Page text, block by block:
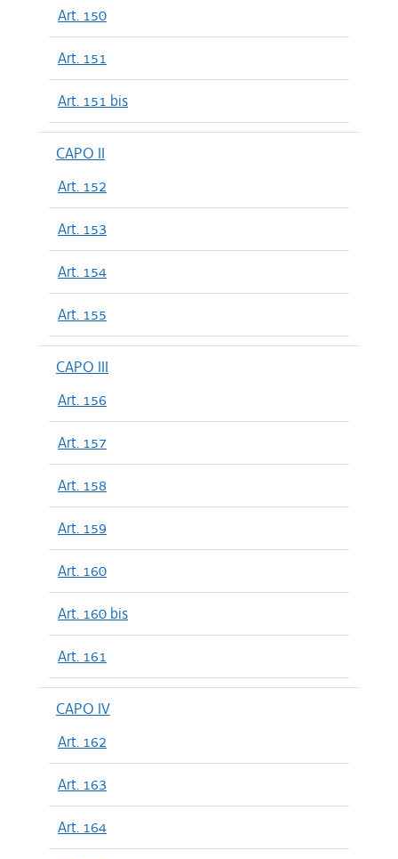
Art. 150
Art. 151
Art. 151 bis
CAPO II
Art. 152
Art. 153
Art. 154
Art. 155
CAPO III
Art. 156
Art. 157
Art. 158
Art. 159
Art. 160
Art. 160 bis
Art. 161
CAPO IV
Art. 162
Art. 163
Art. 164